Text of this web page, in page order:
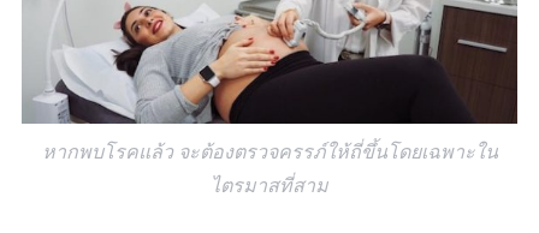
หากพบโรคแล้ว จะต้องตรวจครรภ์ให้ถี่ขึ้นโดยเฉพาะใน
ไตรมาสที่สาม